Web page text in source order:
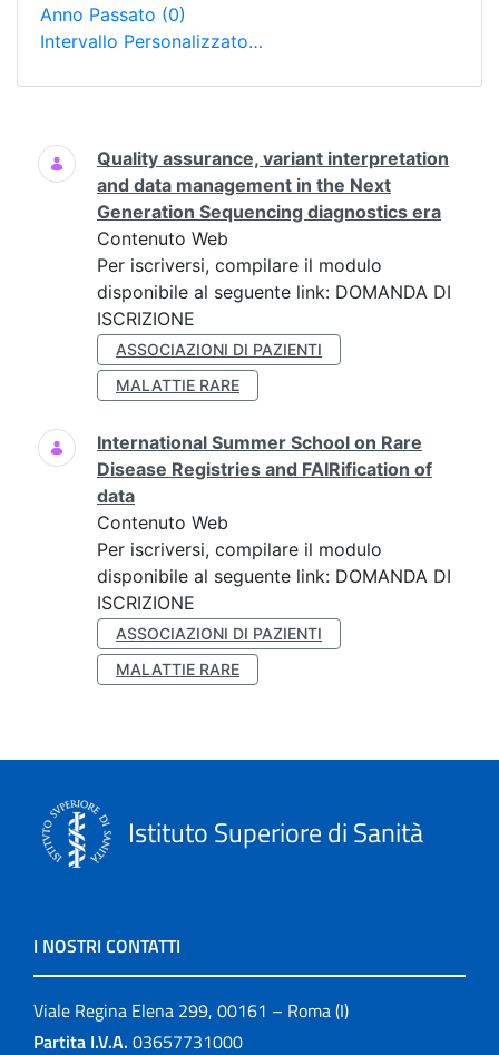
Anno Passato (0)
Intervallo Personalizzato…
Ricerca
Quality assurance, variant interpretation
and data management in the Next
Generation Sequencing diagnostics era
Contenuto Web
Per iscriversi, compilare il modulo
disponibile al seguente link: DOMANDA DI
ISCRIZIONE
ASSOCIAZIONI DI PAZIENTI
MALATTIE RARE
International Summer School on Rare
Disease Registries and FAIRification of
data
Contenuto Web
Per iscriversi, compilare il modulo
disponibile al seguente link: DOMANDA DI
ISCRIZIONE
ASSOCIAZIONI DI PAZIENTI
MALATTIE RARE
Istituto Superiore di Sanità
I NOSTRI CONTATTI
Viale Regina Elena 299, 00161 – Roma (I)
Partita I.V.A. 03657731000